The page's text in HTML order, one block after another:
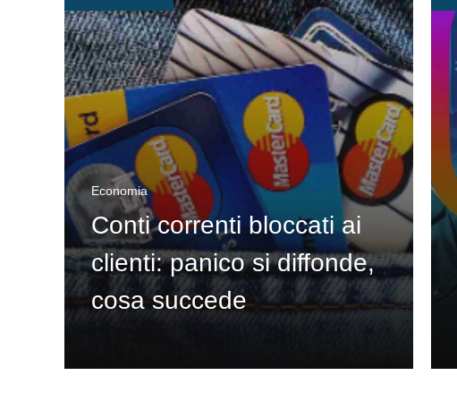
Economia
Conti correnti bloccati ai
clienti: panico si diffonde,
cosa succede